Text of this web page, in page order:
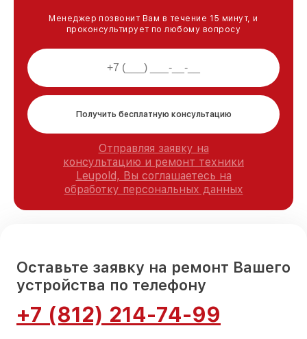
Менеджер позвонит Вам в течение 15 минут, и
проконсультирует по любому вопросу
Получить бесплатную консультацию
Отправляя заявку на
консультацию и ремонт техники
Leupold, Вы соглашаетесь на
обработку персональных данных
Оставьте заявку на ремонт Вашего
устройства по телефону
+7 (812) 214-74-99